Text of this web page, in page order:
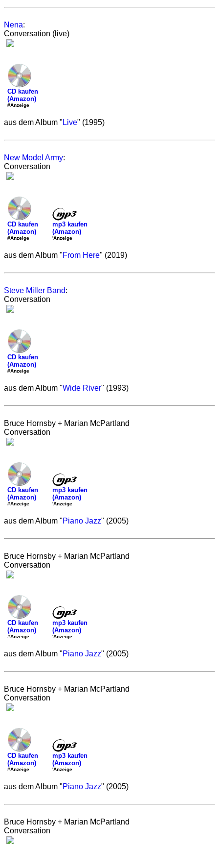
Nena:
Conversation (live)
CD kaufen
(Amazon)
#Anzeige
aus dem Album " Live" (1995)
New Model Army:
Conversation
CD kaufen
(Amazon)
#Anzeige
mp3 kaufen
(Amazon)
'Anzeige
aus dem Album "From Here" (2019)
Steve Miller Band:
Conversation
CD kaufen
(Amazon)
#Anzeige
aus dem Album "Wide River" (1993)
Bruce Hornsby + Marian McPartland
Conversation
CD kaufen
(Amazon)
#Anzeige
mp3 kaufen
(Amazon)
'Anzeige
aus dem Album "Piano Jazz" (2005)
Bruce Hornsby + Marian McPartland
Conversation
CD kaufen
(Amazon)
#Anzeige
mp3 kaufen
(Amazon)
'Anzeige
aus dem Album "Piano Jazz" (2005)
Bruce Hornsby + Marian McPartland
Conversation
CD kaufen
(Amazon)
#Anzeige
mp3 kaufen
(Amazon)
'Anzeige
aus dem Album "Piano Jazz" (2005)
Bruce Hornsby + Marian McPartland
Conversation